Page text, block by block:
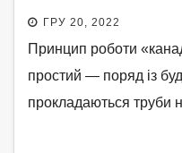
охолодження
ГРУ 20, 2022
Принцип роботи
простий — поряд із
прокладаються труби